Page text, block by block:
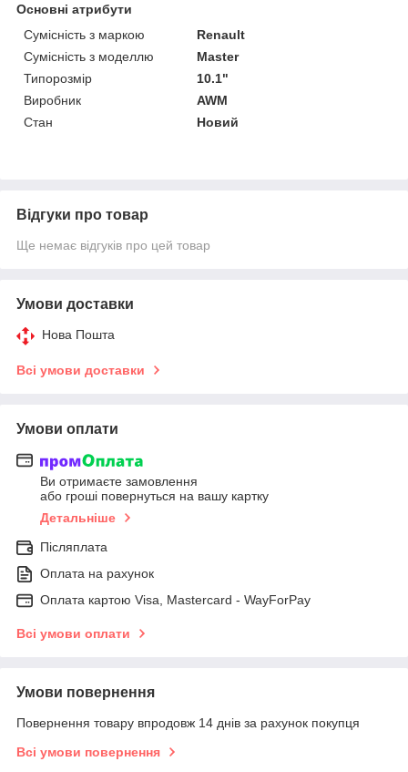
Основні атрибути
Сумісність з маркою
Renault
Сумісність з моделлю
Master
Типорозмір
10.1"
Виробник
AWM
Стан
Новий
Відгуки про товар
Ще немає відгуків про цей товар
Умови доставки
Нова Пошта
Всі умови доставки
Умови оплати
Ви отримаєте замовлення
або гроші повернуться на вашу картку
Детальніше
Післяплата
Оплата на рахунок
Оплата картою Visa, Mastercard - WayForPay
Всі умови оплати
Умови повернення
Повернення товару впродовж 14 днів за рахунок покупця
Всі умови повернення